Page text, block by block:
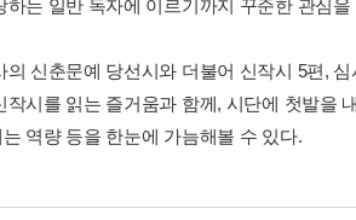
하는 일반 독자에 이르기까지 꾸준한 관심을
의 신춘문예 당선시와 더불어 신작시 5편,
작시를 읽는 즐거움과 함께, 시단에 첫발을
역량 등을 한눈에 가늠해볼 수 있다.